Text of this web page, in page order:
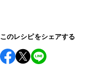
このレシピをシェアする